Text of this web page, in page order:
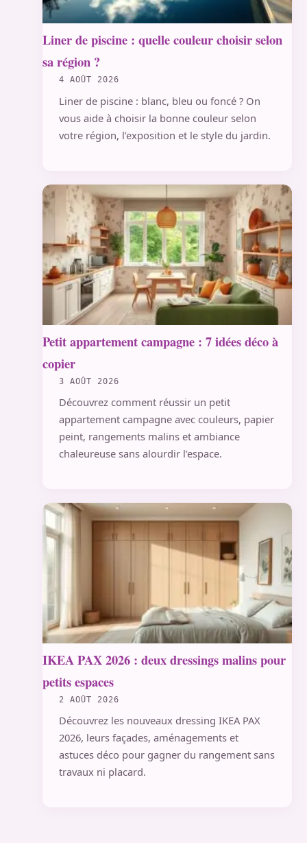
Liner de piscine : quelle couleur choisir selon
sa région ?
4 AOÛT 2026
Liner de piscine : blanc, bleu ou foncé ? On
vous aide à choisir la bonne couleur selon
votre région, l’exposition et le style du jardin.
Petit appartement campagne : 7 idées déco à
copier
3 AOÛT 2026
Découvrez comment réussir un petit
appartement campagne avec couleurs, papier
peint, rangements malins et ambiance
chaleureuse sans alourdir l’espace.
IKEA PAX 2026 : deux dressings malins pour
petits espaces
2 AOÛT 2026
Découvrez les nouveaux dressing IKEA PAX
2026, leurs façades, aménagements et
astuces déco pour gagner du rangement sans
travaux ni placard.